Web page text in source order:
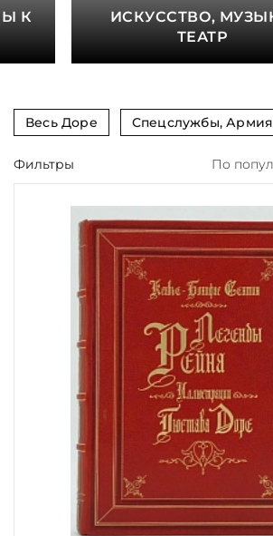
К
ИСКУССТВО,
ТЕАТР
Весь Доре Спецслужбы,
Язык
Обрез
Тиснение
Пол и возраст
Переплёт
Фильтры По